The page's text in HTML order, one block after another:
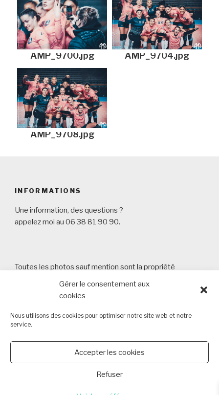
Gérer le consentement aux
cookies
Nous utilisons des cookies pour optimiser notre site web et notre
service.
Accepter les cookies
Refuser
AMP_9700.jpg AMP_9704.jpg
AMP_9708.jpg
INFORMATIONS
Une information, des questions ?
appelez moi au 06 38 81 90 90.
Toutes les photos sauf mention sont la propriété
Bouguenais
Tèl : 06 38 81 90 90